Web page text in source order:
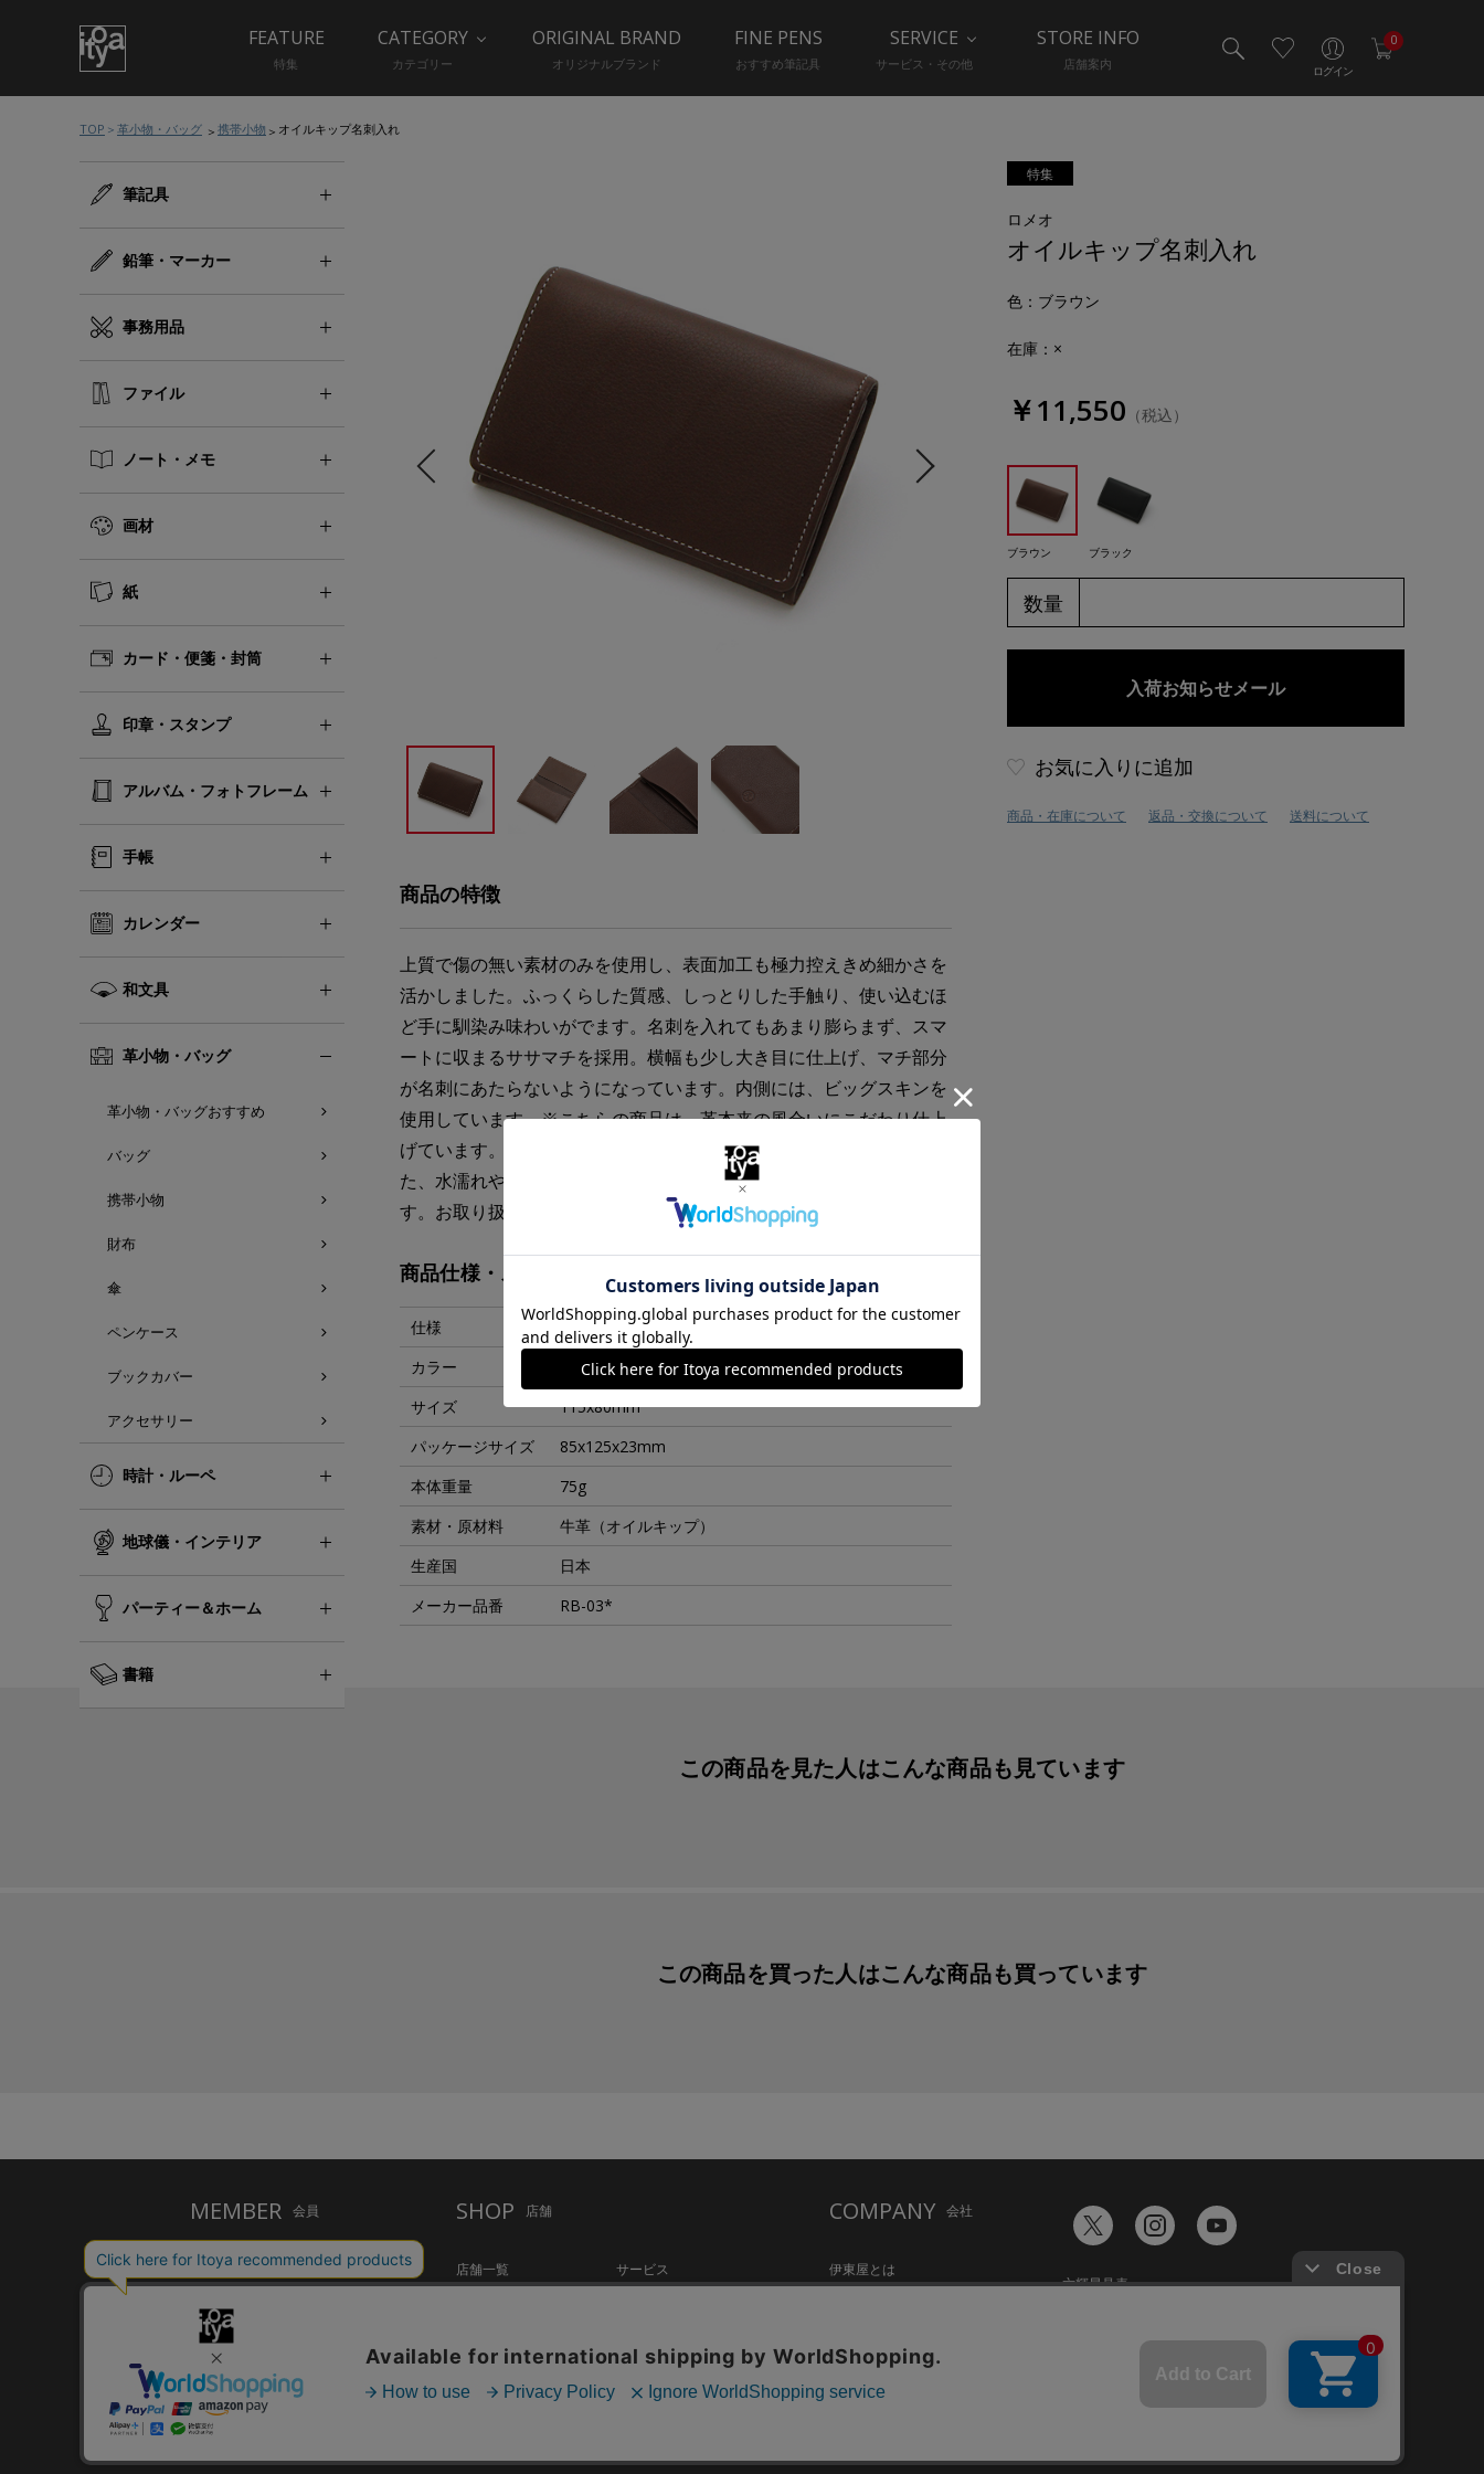
ログイン
0
FEATURE
特集
CATEGORY
カテゴリー
ORIGINAL BRAND
オリジナルブランド
FINE PENS
おすすめ筆記具
SERVICE
サービス・その他
STORE INFO
店舗案内
TOP 革小物・バッグ 携帯小物 オイルキップ名刺入れ
筆記具
鉛筆・マーカー
事務用品
ファイル
ノート・メモ
画材
紙
カード・便箋・封筒
印章・スタンプ
アルバム・フォトフレーム
手帳
カレンダー
和文具
革小物・バッグ
革小物・バッグおすすめ
バッグ
携帯小物
財布
傘
ペンケース
ブックカバー
アクセサリー
時計・ルーペ
地球儀・インテリア
パーティー＆ホーム
書籍
特集
ロメオ
オイルキップ名刺入れ
色 ：ブラウン
在庫：×
￥11,550 （税込）
ブラウン ブラック
数量
お気に入りに追加
商品・在庫について 返品・交換について 送料について
商品の特徴
上質で傷の無い素材のみを使用し、表面加工も極力控えきめ細かさを
活かしました。ふっくらした質感、しっとりした手触り、使い込むほ
ど手に馴染み味わいがでます。名刺を入れてもあまり膨らまず、スマ
ートに収まるササマチを採用。横幅も少し大き目に仕上げ、マチ部分
が名刺にあたらないようになっています。内側には、ビッグスキンを
使用しています。※こちらの商品は、革本来の風合いにこだわり仕上
げています。その為、革の使用部分により若干色が異なります。ま
た、水濡れや摩擦などによりシミや色落ちが生じる場合がございま
す。お取り扱いには十分ご注意下さい。
商品仕様・スペック
仕様
オイルキップ
カラー
ブラウン
サイズ
115x80mm
パッケージサイズ
85x125x23mm
本体重量
75g
素材・原材料
牛革（オイルキップ）
生産国
日本
メーカー品番
RB-03*
この商品を見た人はこんな商品も見ています
この商品を買った人はこんな商品も買っています
MEMBER 会員
ご利用ガイド
お問い合わせ
個人情報保護方針
特定商取引法に基づく表示
SHOP 店舗
店舗一覧
CAFE Stylo
FARM
サービス
COMPANY 会社
伊東屋とは
採用情報
六輝早見表
Chinese